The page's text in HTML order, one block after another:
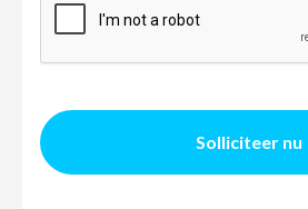
Solliciteer nu